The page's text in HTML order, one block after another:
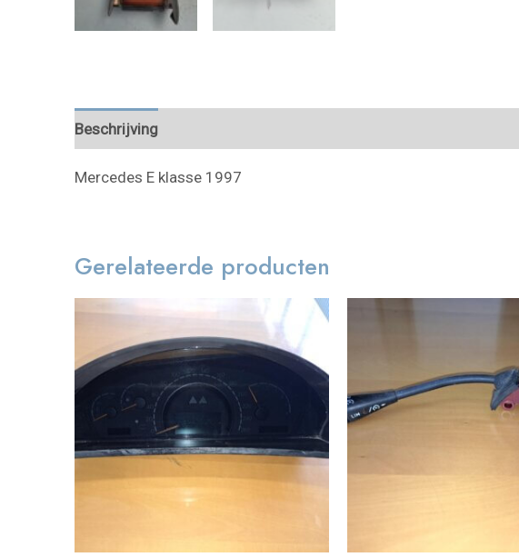
Beschrijving
Mercedes E klasse 1997
Gerelateerde producten